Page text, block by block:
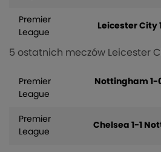
Premier
League
Leicester City
5 ostatnich meczów Leicester
Premier
League
Nottingham 1-
Premier
League
Chelsea 1-1